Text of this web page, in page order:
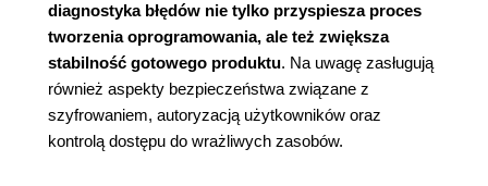
diagnostyka błędów nie tylko przyspiesza proces
tworzenia oprogramowania, ale też zwiększa
stabilność gotowego produktu. Na uwagę zasługują
również aspekty bezpieczeństwa związane z
szyfrowaniem, autoryzacją użytkowników oraz
kontrolą dostępu do wrażliwych zasobów.